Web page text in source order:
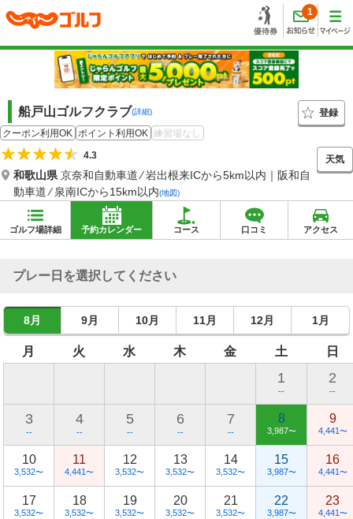
1
船戸山ゴルフクラブ(詳細)
登録
クーポン利用OK ポイント利用OK 練習場なし
4.3
和歌山県京奈和自動車道 ⁄ 岩出根来ICから5km以内｜阪和自
動車道 ⁄ 泉南ICから15km以内(地図)
天気
ゴルフ場詳細 予約カレンダー コース 口コミ アクセス
プレー日を選択してください
8月 9月 10月 11月 12月 1月
月 火 水 木 金 土 日
1
--
2
--
3
--
4
--
5
--
6
--
7
--
8
3,987〜
9
4,441〜
10
3,532〜
11
4,441〜
12
3,532〜
13
3,532〜
14
3,532〜
15
3,987〜
16
4,441〜
17
3,532〜
18
3,532〜
19
3,532〜
20
3,532〜
21
3,532〜
22
3,987〜
23
4,441〜